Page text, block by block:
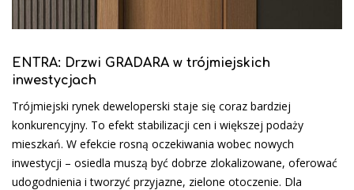
ENTRA: Drzwi GRADARA w trójmiejskich
inwestycjach
Trójmiejski rynek deweloperski staje się coraz bardziej
konkurencyjny. To efekt stabilizacji cen i większej podaży
mieszkań. W efekcie rosną oczekiwania wobec nowych
inwestycji – osiedla muszą być dobrze zlokalizowane, oferować
udogodnienia i tworzyć przyjazne, zielone otoczenie. Dla